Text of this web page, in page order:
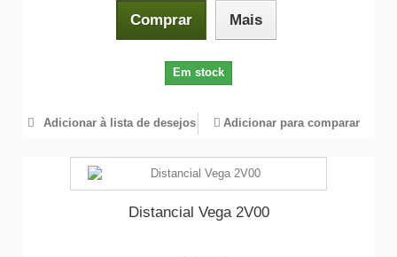
Comprar Mais
Em stock
Adicionar à lista de desejos Adicionar para comparar
Distancial Vega 2V00